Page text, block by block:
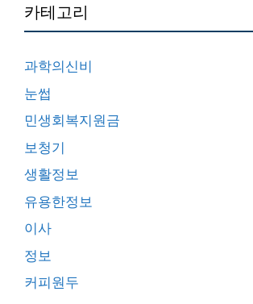
카테고리
과학의신비
눈썹
민생회복지원금
보청기
생활정보
유용한정보
이사
정보
커피원두